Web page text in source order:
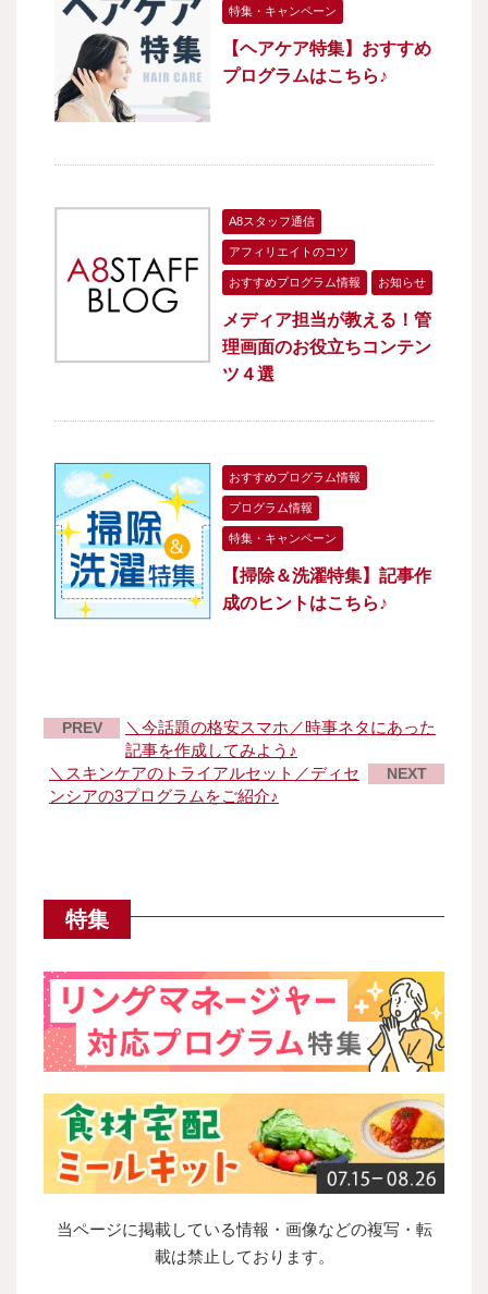
特集・キャンペーン
【ヘアケア特集】おすすめ
プログラムはこちら♪
A8スタッフ通信
アフィリエイトのコツ
おすすめプログラム情報 お知らせ
メディア担当が教える！管
理画面のお役立ちコンテン
ツ４選
おすすめプログラム情報
プログラム情報
特集・キャンペーン
【掃除＆洗濯特集】記事作
成のヒントはこちら♪
PREV
＼今話題の格安スマホ／時事ネタにあった
記事を作成してみよう♪
＼スキンケアのトライアルセット／ディセ
ンシアの3プログラムをご紹介♪
NEXT
特集
当ページに掲載している情報・画像などの複写・転
載は禁止しております。